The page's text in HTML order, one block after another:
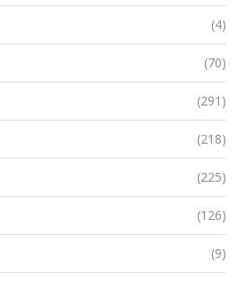
(4)
(70)
(291)
(218)
(225)
(126)
(9)